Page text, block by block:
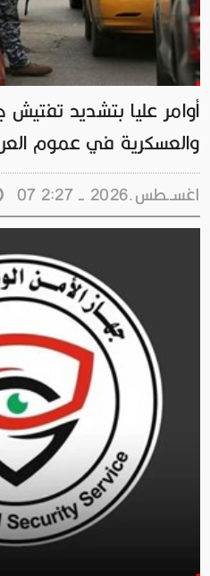
أوامر عليا بتشديد تفتيش
والعسكرية في عموم
07 اغســطس.2026 - 2:27